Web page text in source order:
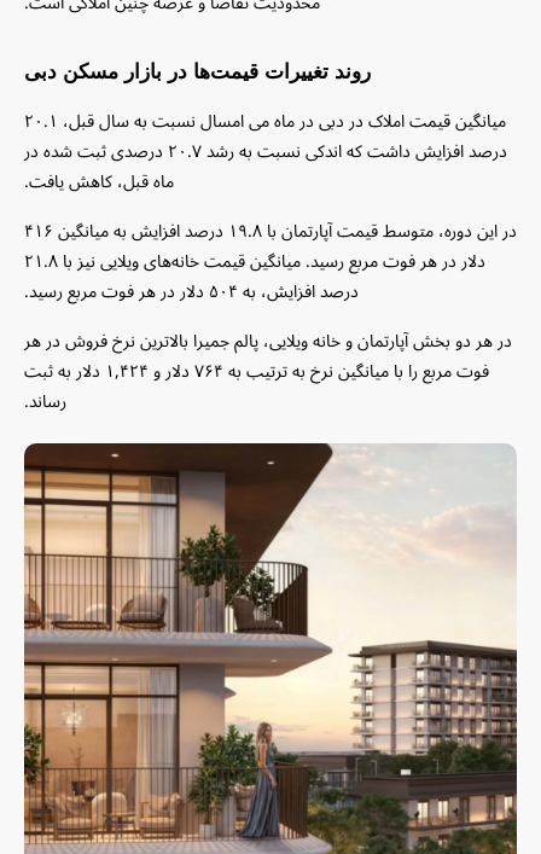
روند تغییرات قیمت‌ها در بازار مسکن دبی
میانگین قیمت‌ املاک در دبی در ماه می امسال نسبت به سال قبل، ۲۰.۱
درصد افزایش داشت که اندکی نسبت به رشد ۲۰.۷ درصدی ثبت شده در
ماه قبل، کاهش یافت.
در این دوره، متوسط ​​قیمت آپارتمان با ۱۹.۸ درصد افزایش به میانگین ۴۱۶
دلار در هر فوت مربع رسید. میانگین قیمت خانه‌های ویلایی نیز با ۲۱.۸
درصد افزایش، به ۵۰۴ دلار در هر فوت مربع رسید.
در هر دو بخش آپارتمان و خانه ویلایی، پالم جمیرا بالاترین نرخ فروش در هر
فوت مربع را با میانگین نرخ به ترتیب به ۷۶۴ دلار و ۱,۴۲۴ دلار به ثبت
رساند.